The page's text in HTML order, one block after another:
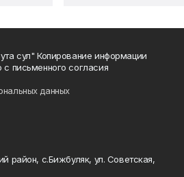
сул" Копирование информации
письменного согласия
данных
район, с.Бижбуляк, ул. Советская,